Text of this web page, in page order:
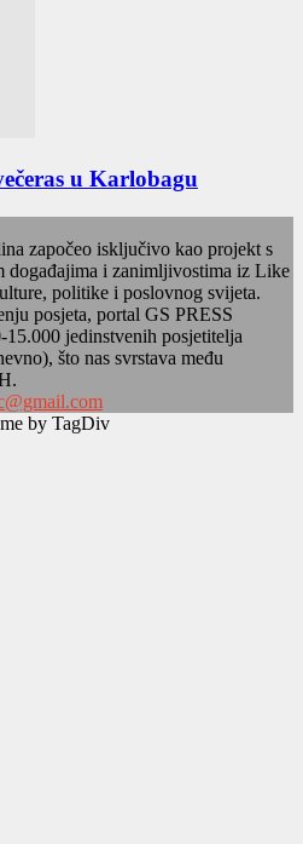
u Karlobagu
započeo isključivo kao projekt s
događajima i zanimljivostima iz Like
politike i poslovnog svijeta.
posjeta, portal GS PRESS
jedinstvenih posjetitelja
što nas svrstava među
by TagDiv